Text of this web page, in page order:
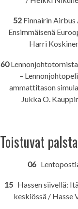
52Finnairin Airbus
Ensimmäisenä
Harri
60
–
ammattitason
Jukka O.
Toistuvat
06
15 Hassen siivellä:
keskiössä / Hasse